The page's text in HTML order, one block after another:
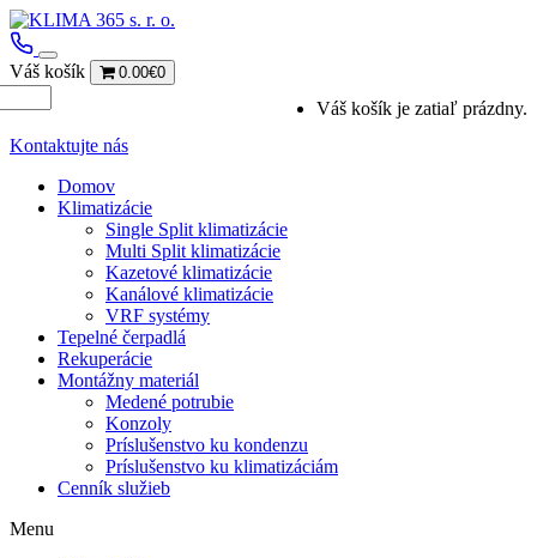
Váš košík 0.00€0
Váš košík je zatiaľ prázdny.
Kontaktujte nás
Domov
Klimatizácie
Single Split klimatizácie
Multi Split klimatizácie
Kazetové klimatizácie
Kanálové klimatizácie
VRF systémy
Tepelné čerpadlá
Rekuperácie
Montážny materiál
Medené potrubie
Konzoly
Príslušenstvo ku kondenzu
Príslušenstvo ku klimatizáciám
Cenník služieb
Menu